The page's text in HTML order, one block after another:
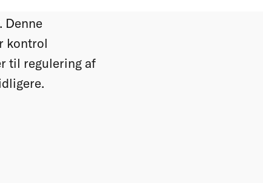
Denne
kontrol
til regulering af